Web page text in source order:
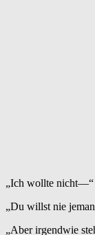
„Ich wollte nicht—“
„Du willst nie
„Aber irgendwie